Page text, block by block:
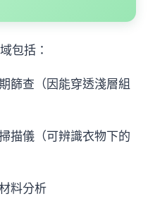
包括：
篩查（因能穿透淺層組
描儀（可辨識衣物下的
料分析